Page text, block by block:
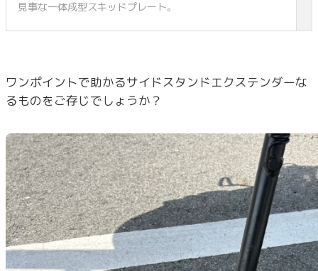
見事な一体成型スキッドプレート。
ワンポイントで助かるサイドスタンドエクステンダーな
るものをご存じでしょうか？